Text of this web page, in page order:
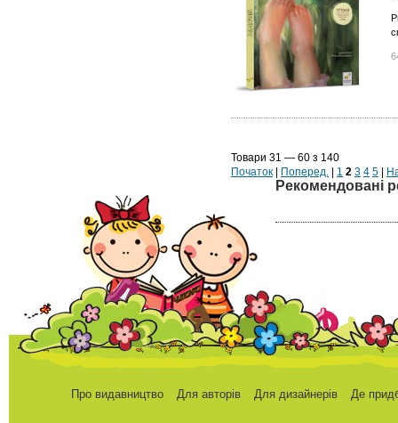
Товари 31 — 60 з 140
Початок | Поперед. | 1 2 3 4 5 |
Рекомендовані
Про видавництво Для авторів Для дизайнерів Де